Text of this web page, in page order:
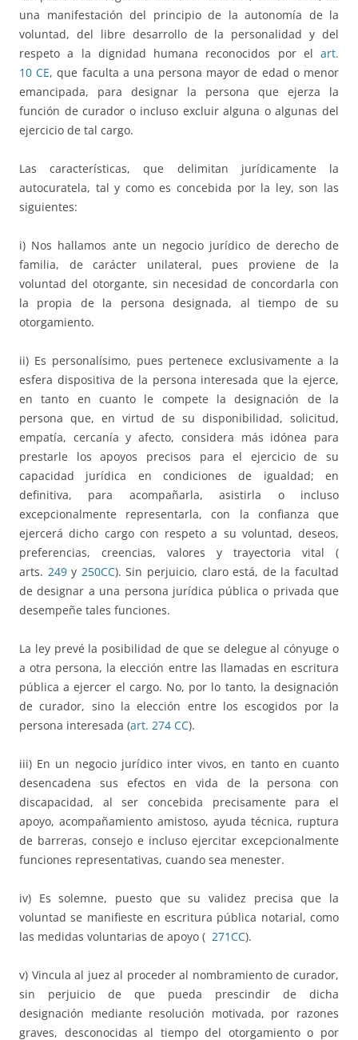
una manifestación del principio de la autonomía de la
voluntad, del libre desarrollo de la personalidad y del
respeto a la dignidad humana reconocidos por el art.
10 CE, que faculta a una persona mayor de edad o menor
emancipada, para designar la persona que ejerza la
función de curador o incluso excluir alguna o algunas del
ejercicio de tal cargo.
Las características, que delimitan jurídicamente la
autocuratela, tal y como es concebida por la ley, son las
siguientes:
i) Nos hallamos ante un negocio jurídico de derecho de
familia, de carácter unilateral, pues proviene de la
voluntad del otorgante, sin necesidad de concordarla con
la propia de la persona designada, al tiempo de su
otorgamiento.
ii) Es personalísimo, pues pertenece exclusivamente a la
esfera dispositiva de la persona interesada que la ejerce,
en tanto en cuanto le compete la designación de la
persona que, en virtud de su disponibilidad, solicitud,
empatía, cercanía y afecto, considera más idónea para
prestarle los apoyos precisos para el ejercicio de su
capacidad jurídica en condiciones de igualdad; en
definitiva, para acompañarla, asistirla o incluso
excepcionalmente representarla, con la confianza que
ejercerá dicho cargo con respeto a su voluntad, deseos,
preferencias, creencias, valores y trayectoria vital (
arts. 249y 250CC). Sin perjuicio, claro está, de la facultad
de designar a una persona jurídica pública o privada que
desempeñe tales funciones.
La ley prevé la posibilidad de que se delegue al cónyuge o
a otra persona, la elección entre las llamadas en escritura
pública a ejercer el cargo. No, por lo tanto, la designación
de curador, sino la elección entre los escogidos por la
persona interesada (art. 274 CC).
iii) En un negocio jurídico inter vivos, en tanto en cuanto
desencadena sus efectos en vida de la persona con
discapacidad, al ser concebida precisamente para el
apoyo, acompañamiento amistoso, ayuda técnica, ruptura
de barreras, consejo e incluso ejercitar excepcionalmente
funciones representativas, cuando sea menester.
iv) Es solemne, puesto que su validez precisa que la
voluntad se manifieste en escritura pública notarial, como
las medidas voluntarias de apoyo ( 271CC).
v) Vincula al juez al proceder al nombramiento de curador,
sin perjuicio de que pueda prescindir de dicha
designación mediante resolución motivada, por razones
graves, desconocidas al tiempo del otorgamiento o por